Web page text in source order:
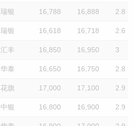
瑞银 16,788 16,888 2.8
瑞银 16,618 16,718 2.6
汇丰 16,850 16,950 3
华泰 16,650 16,750 2.8
花旗 17,000 17,100 2.9
中银 16,800 16,900 2.9